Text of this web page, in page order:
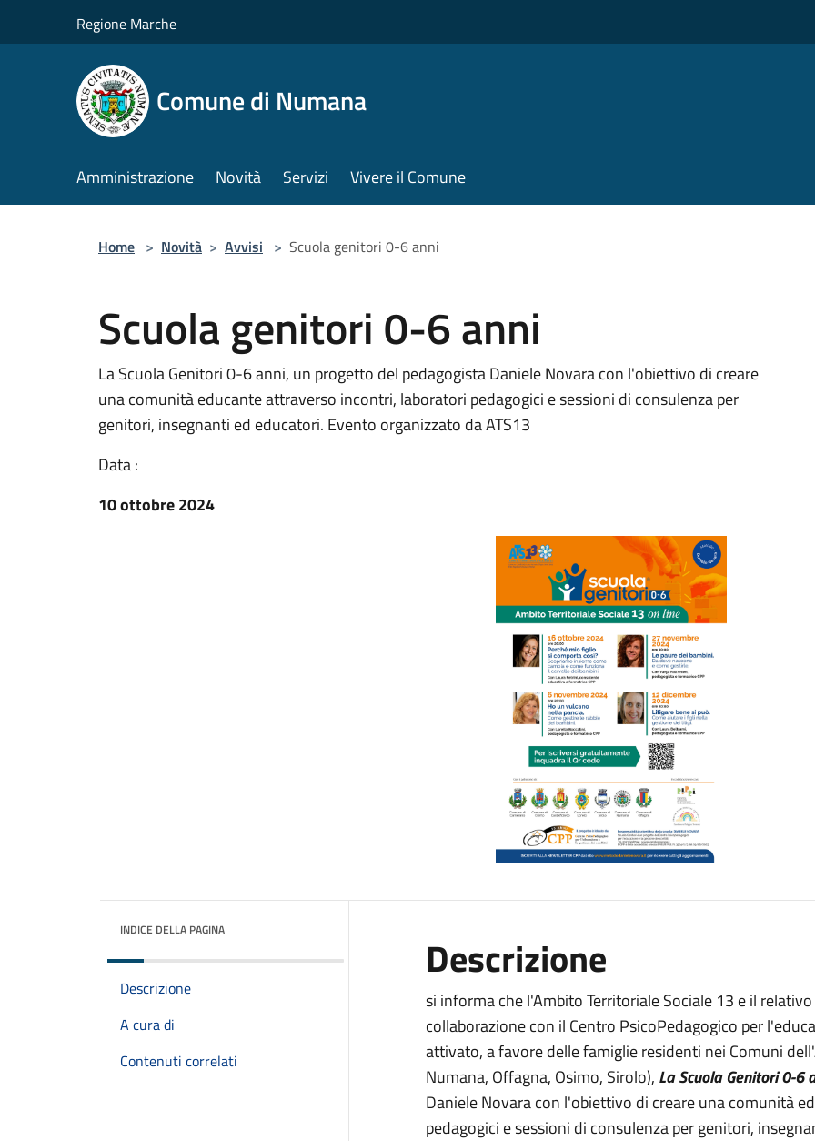
Regione Marche
Comune di Numana
Amministrazione Novità Servizi Vivere il Comune
Home > Novità > Avvisi > Scuola genitori 0-6 anni
Scuola genitori 0-6 anni
La Scuola Genitori 0-6 anni, un progetto del pedagogista Daniele Novara con l'obiettivo di creare
una comunità educante attraverso incontri, laboratori pedagogici e sessioni di consulenza per
genitori, insegnanti ed educatori. Evento organizzato da ATS13
Data :
10 ottobre 2024
INDICE DELLA PAGINA
Descrizione
A cura di
Contenuti correlati
Descrizione
si informa che l'Ambito Territoriale Sociale 13 e il
collaborazione con il Centro PsicoPedagogico per
attivato, a favore delle famiglie residenti nei Comuni
Numana, Offagna, Osimo, Sirolo), La Scuola Genitori 0-6
Daniele Novara con l'obiettivo di creare una comunità
pedagogici e sessioni di consulenza per genitori,